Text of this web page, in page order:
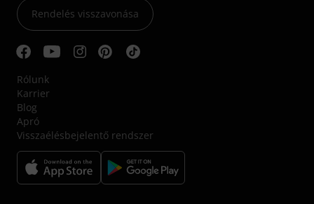
Rendelés visszavonása
Rólunk
Karrier
Blog
Apró
Visszaélésbejelentő rendszer